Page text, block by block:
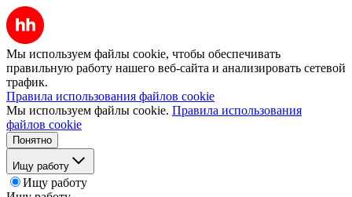
Мы используем файлы cookie, чтобы обеспечивать
правильную работу нашего веб-сайта и анализировать сетевой
трафик.
Правила использования файлов cookie
Мы используем файлы cookie. Правила использования
файлов cookie
Понятно
Ищу работу
Ищу работу